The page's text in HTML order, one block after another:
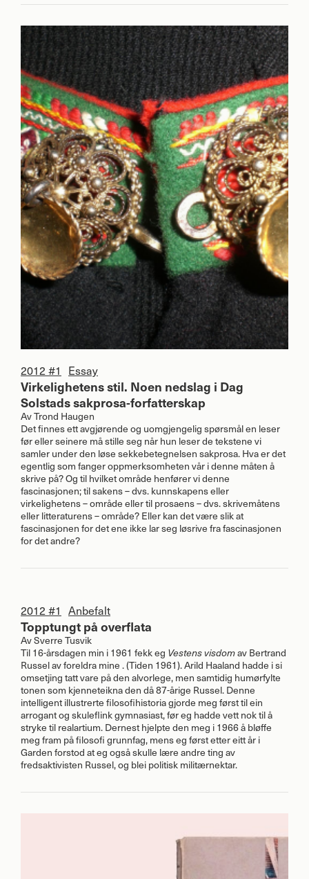
2012 #1 Essay
Virkelighetens stil. Noen nedslag i Dag
Solstads sakprosa-forfatterskap
AvTrond Haugen
Det finnes ett avgjørende og uomgjengelig spørsmål en leser
før eller seinere må stille seg når hun leser de tekstene vi
samler under den løse sekkebetegnelsen sakprosa. Hva er det
egentlig som fanger oppmerksomheten vår i denne måten å
skrive på? Og til hvilket område henfører vi denne
fascinasjonen; til sakens – dvs. kunnskapens eller
virkelighetens – område eller til prosaens – dvs. skrivemåtens
eller litteraturens – område? Eller kan det være slik at
fascinasjonen for det ene ikke lar seg løsrive fra fascinasjonen
for det andre?
2012 #1 Anbefalt
Topptungt på overflata
AvSverre Tusvik
Til 16-årsdagen min i 1961 fekk eg Vestens visdomav Bertrand
Russel av foreldra mine . (Tiden 1961). Arild Haaland hadde i si
omsetjing tatt vare på den alvorlege, men samtidig humørfylte
tonen som kjenneteikna den då 87-årige Russel. Denne
intelligent illustrerte filosofihistoria gjorde meg først til ein
arrogant og skuleflink gymnasiast, før eg hadde vett nok til å
stryke til realartium. Dernest hjelpte den meg i 1966 å bløffe
meg fram på filosofi grunnfag, mens eg først etter eitt år i
Garden forstod at eg også skulle lære andre ting av
fredsaktivisten Russel, og blei politisk militærnektar.